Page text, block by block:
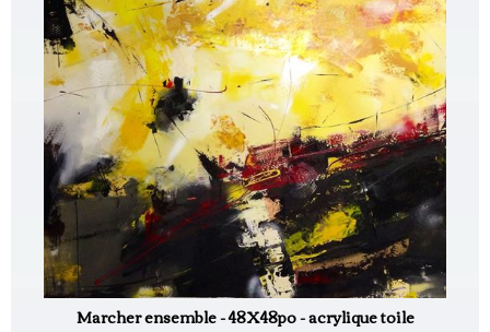
Marcher ensemble - 48X48po - acrylique toile